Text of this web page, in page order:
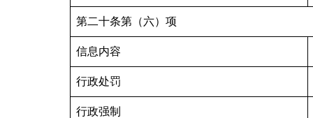
第二十条第（六）项
信息内容
行政处罚
行政强制